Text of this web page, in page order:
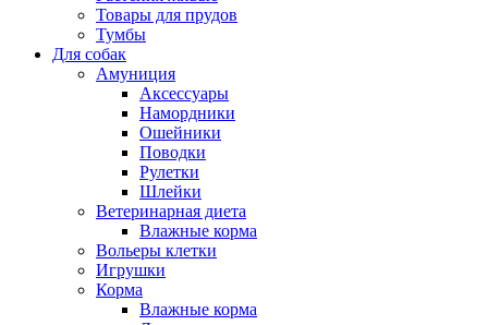
Товары для прудов
Тумбы
Для собак
Амуниция
Аксессуары
Намордники
Ошейники
Поводки
Рулетки
Шлейки
Ветеринарная диета
Влажные корма
Вольеры клетки
Игрушки
Корма
Влажные корма